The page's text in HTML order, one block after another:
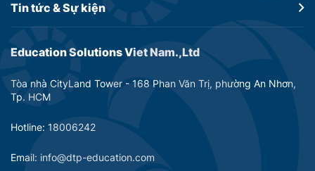
Education Solutions Viet Nam.,Ltd
Tòa nhà CityLand Tower - 168 Phan Văn Trị, phường An Nhơn,
Tp. HCM
Hotline: 18006242
Email: info@dtp-education.com
Tin tức &Sự kiện